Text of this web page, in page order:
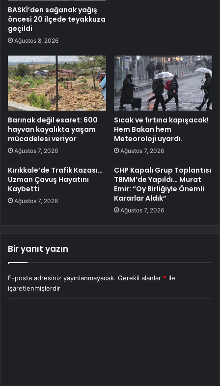
BASKİ’den sağanak yağış
öncesi 20 ilçede teyakkuza
geçildi
Ağustos 8, 2026
Barınak değil esaret: 600
hayvan kayalıkta yaşam
mücadelesi veriyor
Ağustos 7, 2026
Sıcak ve fırtına kapışacak!
Hem Bakan hem
Meteoroloji uyardı.
Ağustos 7, 2026
Kırıkkale’de Trafik Kazası…
Uzman Çavuş Hayatını
Kaybetti
Ağustos 7, 2026
CHP Kapalı Grup Toplantısı
TBMM’de Yapıldı… Murat
Emir: “Oy Birliğiyle Önemli
Kararlar Aldık”
Ağustos 7, 2026
Bir yanıt yazın
E-posta adresiniz yayınlanmayacak. Gerekli alanlar * ile
işaretlenmişlerdir